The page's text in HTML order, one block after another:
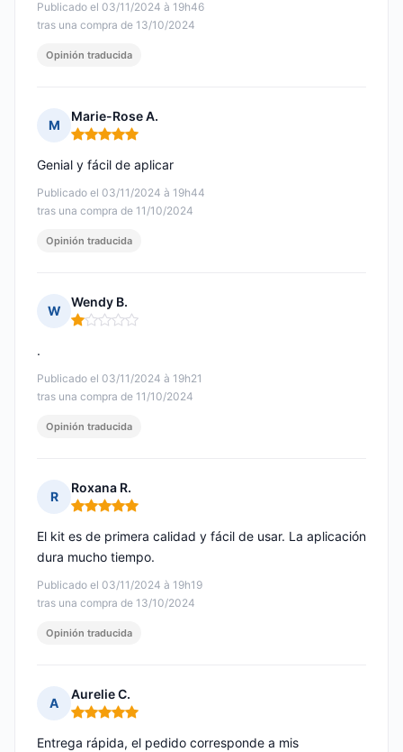
Publicado el 03/11/2024 à 19h46
tras una compra de 13/10/2024
Opinión traducida
M
Marie-Rose A.
Nota: 5 de 5
Publicado el 03/11/2024 à 19h44
tras una compra de 11/10/2024
Genial y fácil de aplicar
Opinión traducida
W
Wendy B.
Nota: 1 de 5
Publicado el 03/11/2024 à 19h21
tras una compra de 11/10/2024
.
Opinión traducida
R
Roxana R.
Nota: 5 de 5
Publicado el 03/11/2024 à 19h19
tras una compra de 13/10/2024
El kit es de primera calidad y fácil de usar. La aplicación
dura mucho tiempo.
Opinión traducida
A
Aurelie C.
Nota: 5 de 5
Entrega rápida, el pedido corresponde a mis